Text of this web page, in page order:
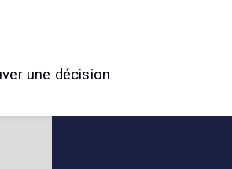
une décision